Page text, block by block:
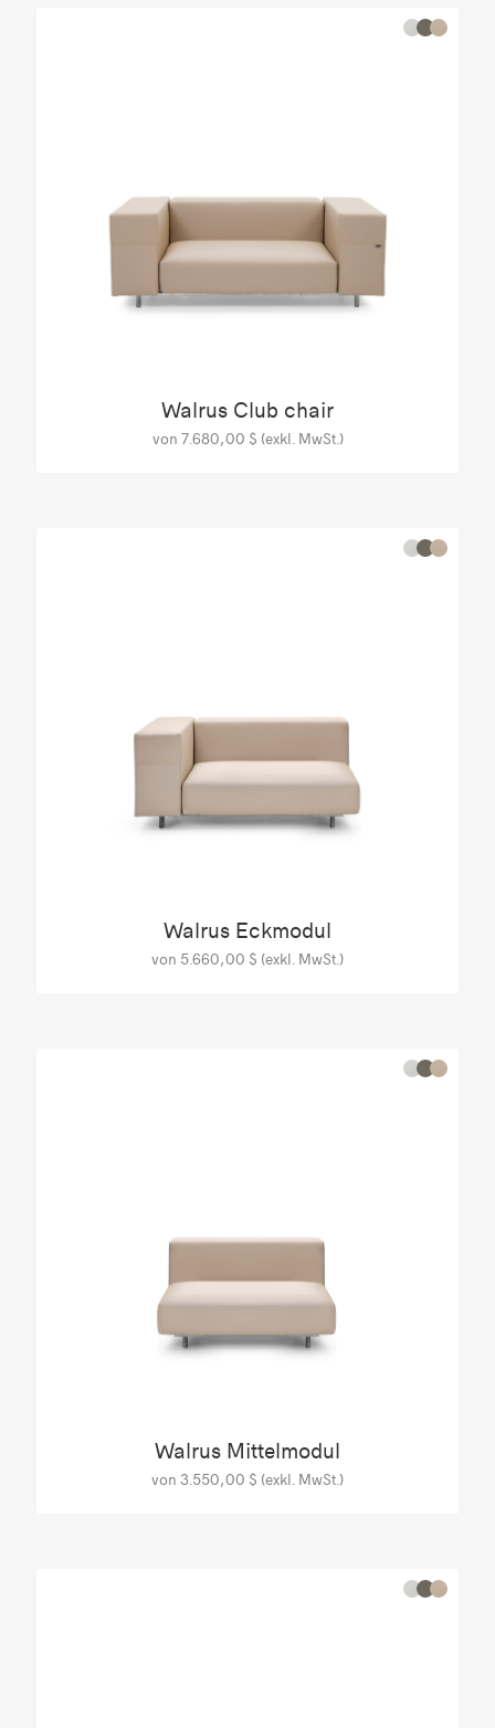
Walrus Club chair
von 7.680,00 $ (exkl. MwSt.)
Walrus Eckmodul
von 5.660,00 $ (exkl. MwSt.)
Walrus Mittelmodul
von 3.550,00 $ (exkl. MwSt.)